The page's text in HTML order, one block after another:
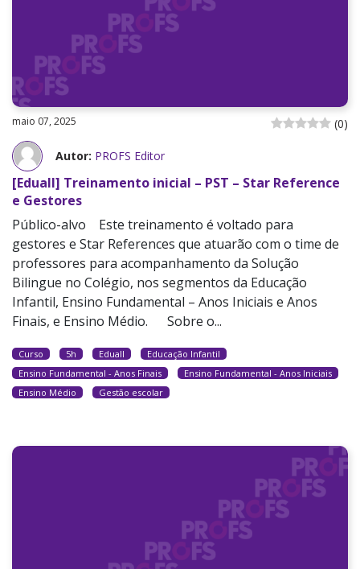
maio 07, 2025 (0)
Autor: PROFS Editor
[Eduall] Treinamento inicial – PST – Star Reference
e Gestores
Público-alvo Este treinamento é voltado para
gestores e Star References que atuarão com o time de
professores para acompanhamento da Solução
Bilingue no Colégio, nos segmentos da Educação
Infantil, Ensino Fundamental – Anos Iniciais e Anos
Finais, e Ensino Médio. Sobre o...
Curso 5h Eduall
Educação Infantil
Ensino Fundamental - Anos Finais
Ensino Fundamental - Anos Iniciais
Ensino Médio
Gestão escolar